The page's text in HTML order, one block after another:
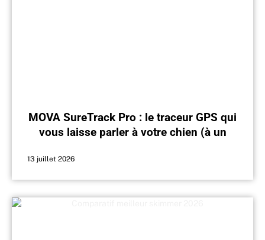
MOVA SureTrack Pro : le traceur GPS qui
vous laisse parler à votre chien (à un
13 juillet 2026